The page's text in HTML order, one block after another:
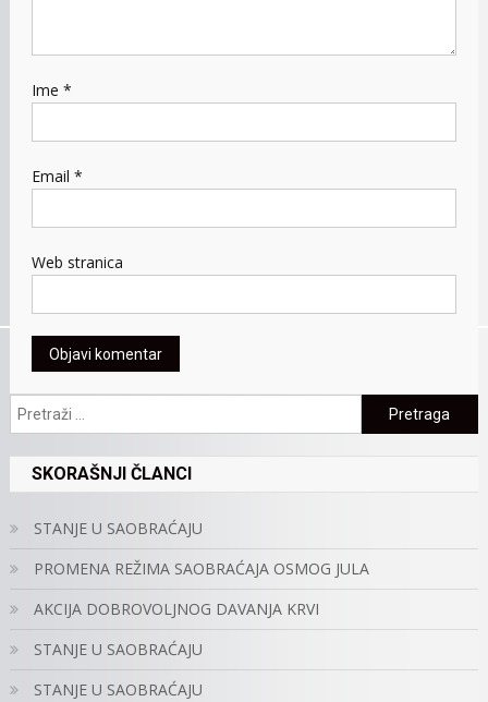
Ime *
Email *
Web stranica
Pretraga:
SKORAŠNJI ČLANCI
STANJE U SAOBRAĆAJU
PROMENA REŽIMA SAOBRAĆAJA OSMOG JULA
AKCIJA DOBROVOLJNOG DAVANJA KRVI
STANJE U SAOBRAĆAJU
STANJE U SAOBRAĆAJU